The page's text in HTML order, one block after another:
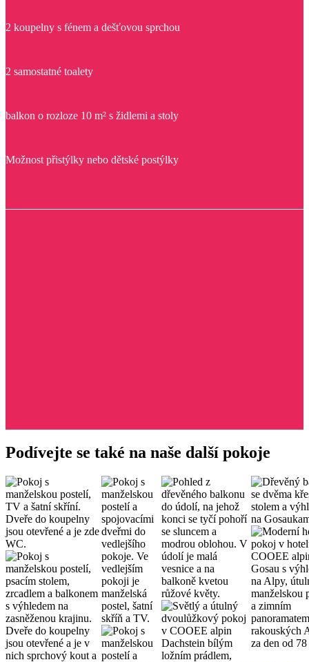
2 koupelny s fénem a dešťovou sprchou
2 samostatné toalety
balkon o rozloze 10 m² s židlemi a stoly
Možnost přistýlky nebo dětské postýlky
Podívejte se také na naše další pokoje
za den od